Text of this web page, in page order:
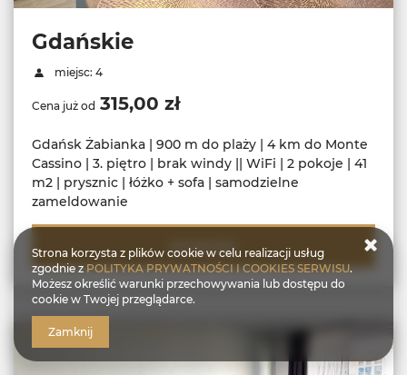
Gdańskie
miejsc: 4
Cena już od 315,00 zł
Gdańsk Żabianka | 900 m do plaży | 4 km do Monte
Cassino | 3. piętro | brak windy || WiFi | 2 pokoje | 41
m2 | prysznic | łóżko + sofa | samodzielne
zameldowanie
SZCZEGÓŁY
Strona korzysta z plików cookie w celu realizacji usług
zgodnie zPOLITYKA PRYWATNOŚCI I COOKIES SERWISU.
Możesz określić warunki przechowywania lub dostępu do
cookie w Twojej przeglądarce.
Zamknij